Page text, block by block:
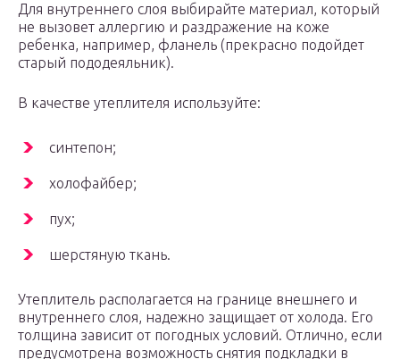
Для внутреннего слоя выбирайте материал, который
не вызовет аллергию и раздражение на коже
ребенка, например, фланель (прекрасно подойдет
старый пододеяльник).
В качестве утеплителя используйте:
синтепон;
холофайбер;
пух;
шерстяную ткань.
Утеплитель располагается на границе внешнего и
внутреннего слоя, надежно защищает от холода. Его
толщина зависит от погодных условий. Отлично, если
предусмотрена возможность снятия подкладки в